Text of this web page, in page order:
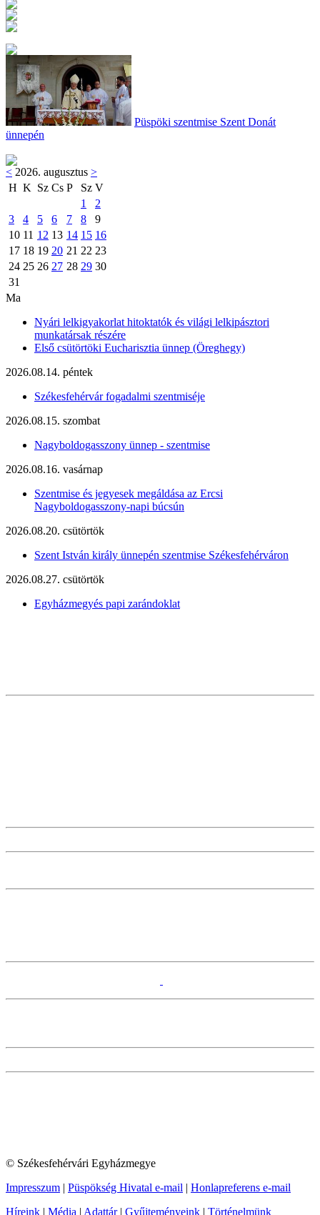
Püspöki szentmise Szent Donát
ünnepén
< 2026. augusztus >
H K Sz Cs P Sz V
1
2
3
4 5 6 7 8
9
10 11 12 13 14 15 16
17 18 19 20 21 22 23
24 25 26 27 28 29 30
31
Ma
Nyári lelkigyakorlat hitoktatók és világi lelkipásztori
munkatársak részére
Első csütörtöki Eucharisztia ünnep (Öreghegy)
2026.08.14. péntek
Székesfehérvár fogadalmi szentmiséje
2026.08.15. szombat
Nagyboldogasszony ünnep - szentmise
2026.08.16. vasárnap
Szentmise és jegyesek megáldása az Ercsi
Nagyboldogasszony-napi búcsún
2026.08.20. csütörtök
Szent István király ünnepén szentmise Székesfehérváron
2026.08.27. csütörtök
Egyházmegyés papi zarándoklat
© Székesfehérvári Egyházmegye
Impresszum | Püspökség Hivatal e-mail | Honlapreferens e-mail
Híreink | Média | Adattár| Gyűjteményeink | Történelmünk